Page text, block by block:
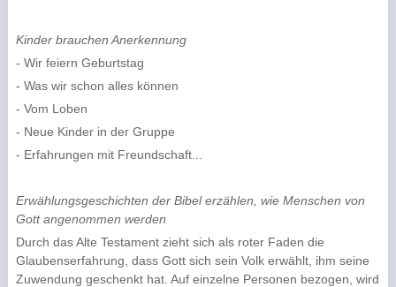
Kinder brauchen Anerkennung
- Wir feiern Geburtstag
- Was wir schon alles können
- Vom Loben
- Neue Kinder in der Gruppe
- Erfahrungen mit Freundschaft...
Erwählungsgeschichten der Bibel erzählen, wie Menschen von
Gott angenommen werden
Durch das Alte Testament zieht sich als roter Faden die
Glaubenserfahrung, dass Gott sich sein Volk erwählt, ihm seine
Zuwendung geschenkt hat. Auf einzelne Personen bezogen, wird